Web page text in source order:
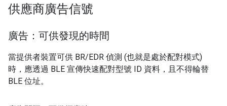
供應商廣告信號
廣告：可供發現的時間
當提供者裝置可供 BR/EDR 偵測 (也就是處於配對模式)
時，應透過 BLE 宣傳快速配對型號 ID 資料，且不得輪替
BLE 位址。